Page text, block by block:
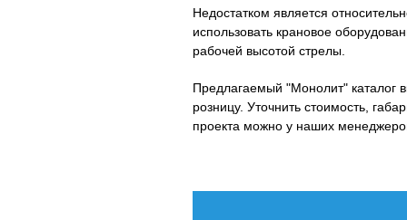
Недостатком является
использовать крановое
рабочей высотой стрелы.
Предлагаемый "Монолит" каталог
розницу. Уточнить стоимость,
проекта можно у наших